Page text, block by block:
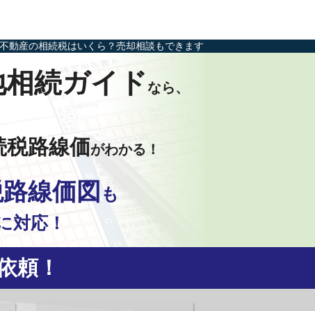
動産の相続税はいくら？売却相談もできます
続ガイドなら、
税路線価がわかる！
線価図 も
対応！
頼！